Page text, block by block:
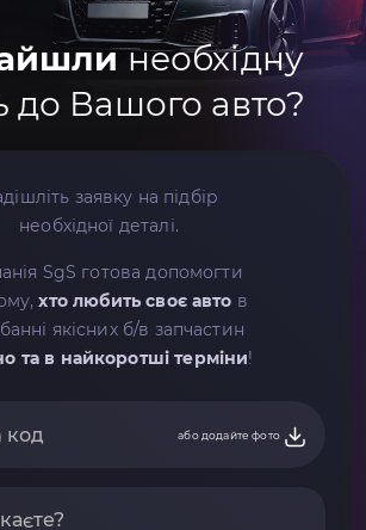
необхідну
до Вашого авто?
заявку на підбір
необхідної деталі.
SgS готова допомогти
хто любить своє авто в
якісних б/в запчастин
та в найкоротші терміни!
або додайте фото